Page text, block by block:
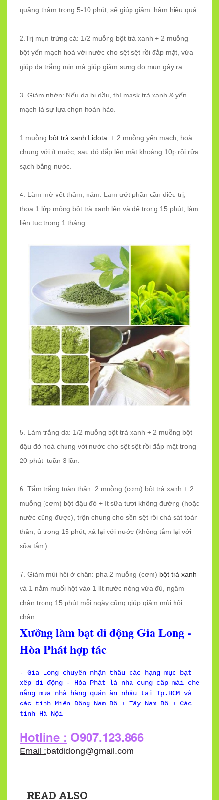
quầng thâm trong 5-10 phút, sẽ giúp giảm thâm hiệu quả
2.Trị mụn trứng cá: 1/2 muỗng bột trà xanh + 2 muỗng
bột yến mạch hoà với nước cho sệt sệt rồi đắp mặt, vừa
giúp da trắng mịn mà giúp giảm sưng do mụn gây ra.
3. Giảm nhờn: Nếu da bị dầu, thì mask trà xanh & yến
mạch là sự lựa chọn hoàn hảo.
1 muỗng bột trà xanh Lidota + 2 muỗng yến mạch, hoà
chung với ít nước, sau đó đắp lên mặt khoảng 10p rồi rửa
sạch bằng nước.
4. Làm mờ vết thâm, nám: Làm ướt phần cần điều trị,
thoa 1 lớp mỏng bột trà xanh lên và để trong 15 phút, làm
liên tục trong 1 tháng.
5. Làm trắng da: 1/2 muỗng bột trà xanh + 2 muỗng bột
đậu đỏ hoà chung với nước cho sệt sệt rồi đắp mặt trong
20 phút, tuần 3 lần.
6. Tắm trắng toàn thân: 2 muỗng (cơm) bột trà xanh + 2
muỗng (cơm) bột đậu đỏ + ít sữa tươi không đường (hoặc
nước cũng được), trộn chung cho sền sệt rồi chà sát toàn
thân, ủ trong 15 phút, xả lại với nước (không tắm lại với
sữa tắm)
7. Giảm mùi hôi ở chân: pha 2 muỗng (cơm) bột trà xanh
và 1 nắm muối hột vào 1 lít nước nóng vừa đủ, ngâm
chân trong 15 phút mỗi ngày cũng giúp giảm mùi hôi
chân.
Xưởng làm bạt di động Gia Long -
Hòa Phát hợp tác
- Gia Long chuyên nhận thầu các hạng mục bạt
xếp di động - Hòa Phát là nhà cung cấp mái che
nắng mưa nhà hàng quán ăn nhậu tại Tp.HCM và
các tỉnh Miền Đông Nam Bộ + Tây Nam Bộ + Các
tỉnh Hà Nội
Hotline : O907.123.866
Email :batdidong@gmail.com
READ ALSO